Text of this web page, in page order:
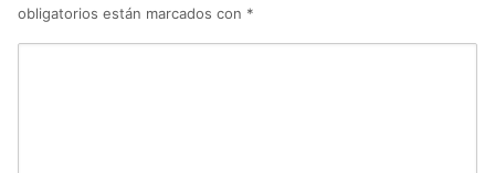
obligatorios están marcados con *